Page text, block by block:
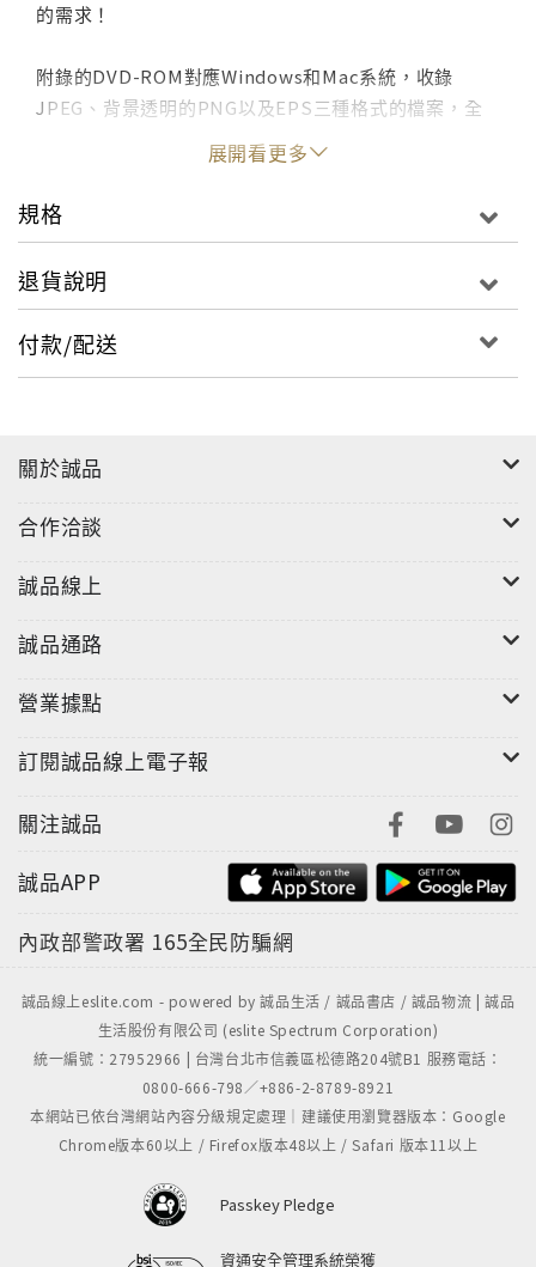
的需求！
附錄的DVD-ROM對應Windows和Mac系統，收錄
JPEG、背景透明的PNG以及EPS三種格式的檔案，全
彩 RGB、解析度350dpi，無論是Photoshop或者
Illustrator 都能輕鬆運用。
展開看更多
規格
退貨說明
付款/配送
關於誠品
合作洽談
誠品線上
誠品通路
營業據點
訂閱誠品線上電子報
關注誠品
誠品APP
內政部警政署 165全民防騙網
誠品線上eslite.com - powered by 誠品生活 / 誠品書店 / 誠品物流 | 誠品
生活股份有限公司 (eslite Spectrum Corporation)
統一編號：27952966 | 台灣台北市信義區松德路204號B1 服務電話：
0800-666-798／+886-2-8789-8921
本網站已依台灣網站內容分級規定處理｜建議使用瀏覽器版本：Google
Chrome版本60以上 / Firefox版本48以上 / Safari 版本11以上
Passkey Pledge
資通安全管理系統榮獲